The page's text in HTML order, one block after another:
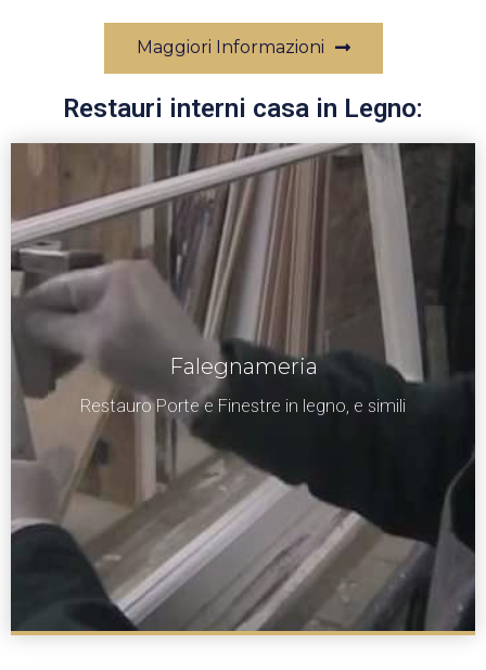
Maggiori Informazioni
Restauri interni casa in Legno:
Falegnameria
Restauro Porte e Finestre in legno, e simili